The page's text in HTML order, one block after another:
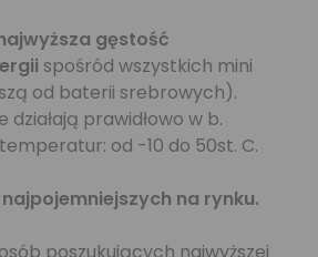
gęstość
spośród wszystkich mini
od baterii srebrowych).
prawidłowo w b.
od -10 do 50st. C.
na rynku.